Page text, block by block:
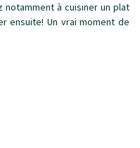
notamment à cuisiner un plat
ensuite! Un vrai moment de